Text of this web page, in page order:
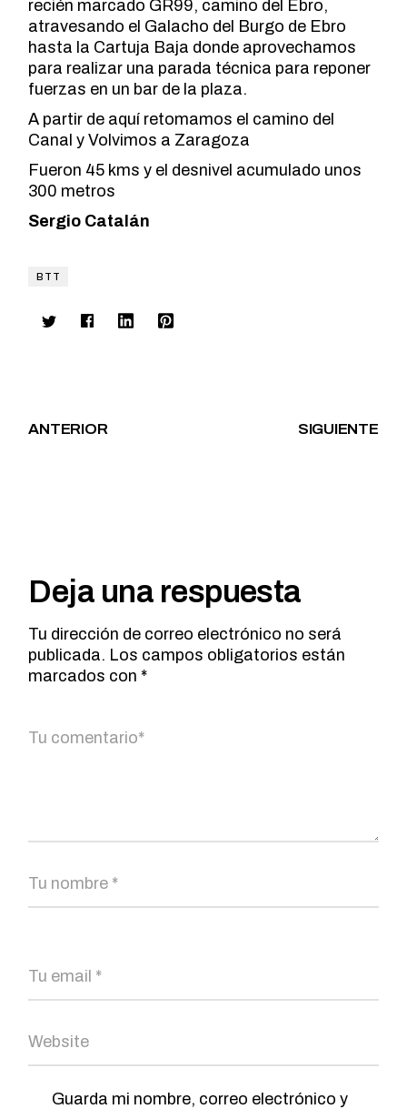
recién marcado GR99, camino del Ebro,
atravesando el Galacho del Burgo de Ebro
hasta la Cartuja Baja donde aprovechamos
para realizar una parada técnica para reponer
fuerzas en un bar de la plaza.
A partir de aquí retomamos el camino del
Canal y Volvimos a Zaragoza
Fueron 45 kms y el desnivel acumulado unos
300 metros
Sergio Catalán
BTT
ANTERIOR SIGUIENTE
Deja una respuesta
Tu dirección de correo electrónico no será
publicada. Los campos obligatorios están
marcados con *
Guarda mi nombre, correo electrónico y